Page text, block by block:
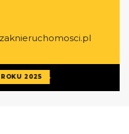
2025
agenta